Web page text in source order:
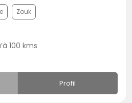
Zouk
100 kms
Profil